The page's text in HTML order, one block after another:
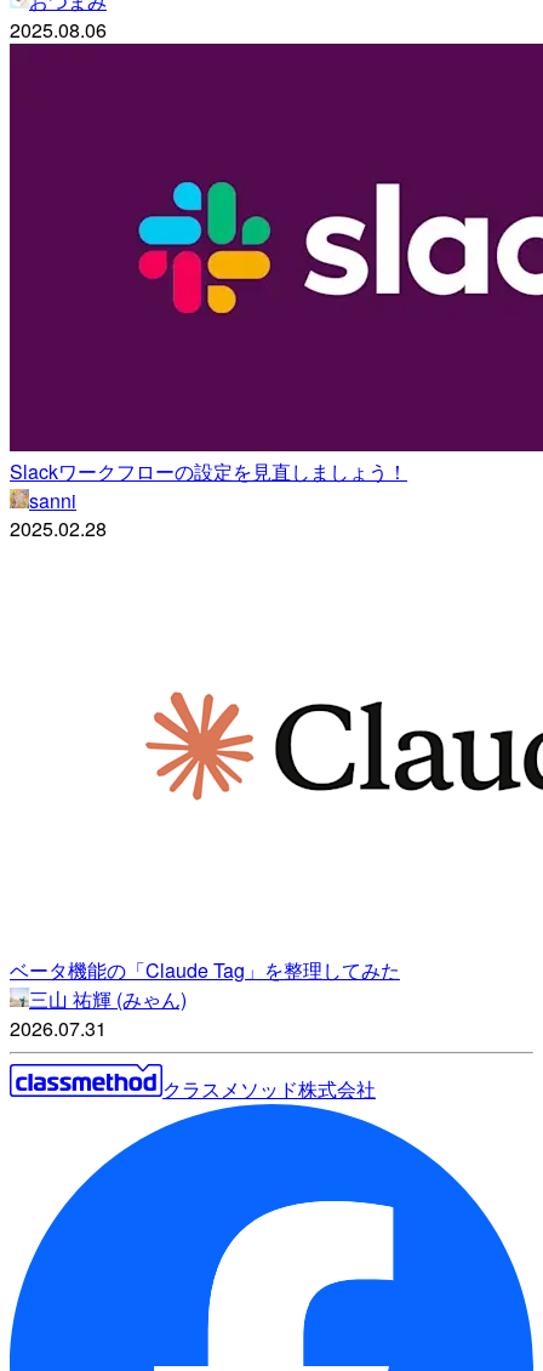
2025.08.06
Slackワークフローの設定を見直しましょう！
sanni
2025.02.28
ベータ機能の「Claude Tag」を整理してみた
三山 祐輝 (みゃん)
2026.07.31
クラスメソッド株式会社